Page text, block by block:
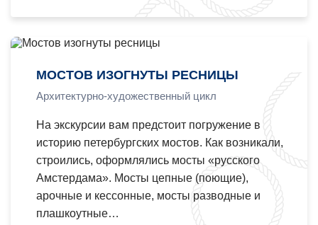
МОСТОВ ИЗОГНУТЫ РЕСНИЦЫ
Архитектурно-художественный цикл
На экскурсии вам предстоит погружение в
историю петербургских мостов. Как возникали,
строились, оформлялись мосты «русского
Амстердама». Мосты цепные (поющие),
арочные и кессонные, мосты разводные и
плашкоутные…